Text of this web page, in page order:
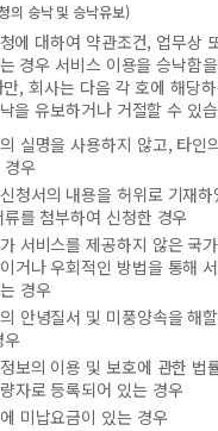
의 승낙 및 승낙유보)
에 대하여 약관조건, 업무상
경우 서비스 이용을 승낙함
, 회사는 다음 각 호에 해당
을 유보하거나 거절할 수 있
실명을 사용하지 않고, 타인
경우
청서의 내용을 허위로 기재
를 첨부하여 신청한 경우
서비스를 제공하지 않은 국
거나 우회적인 방법을 통해
경우
안녕질서 및 미풍양속을 해
우
보의 이용 및 보호에 관한 법
자로 등록되어 있는 경우
미납요금이 있는 경우